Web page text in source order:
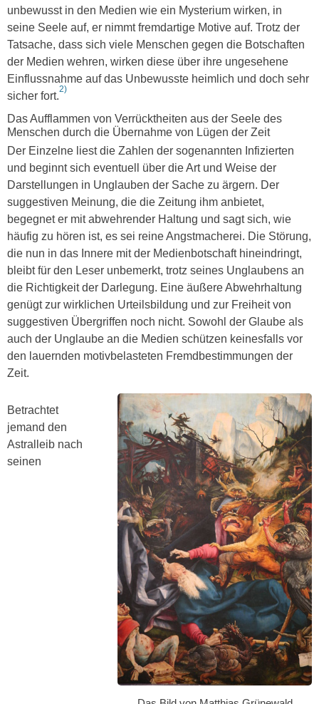
unbewusst in den Medien wie ein Mysterium wirken, in
seine Seele auf, er nimmt fremdartige Motive auf. Trotz der
Tatsache, dass sich viele Menschen gegen die Botschaften
der Medien wehren, wirken diese über ihre ungesehene
Einflussnahme auf das Unbewusste heimlich und doch sehr
sicher fort.
2)
Das Aufflammen von Verrücktheiten aus der Seele des
Menschen durch die Übernahme von Lügen der Zeit
Der Einzelne liest die Zahlen der sogenannten Infizierten
und beginnt sich eventuell über die Art und Weise der
Darstellungen in Unglauben der Sache zu ärgern. Der
suggestiven Meinung, die die Zeitung ihm anbietet,
begegnet er mit abwehrender Haltung und sagt sich, wie
häufig zu hören ist, es sei reine Angstmacherei. Die Störung,
die nun in das Innere mit der Medienbotschaft hineindringt,
bleibt für den Leser unbemerkt, trotz seines Unglaubens an
die Richtigkeit der Darlegung. Eine äußere Abwehrhaltung
genügt zur wirklichen Urteilsbildung und zur Freiheit von
suggestiven Übergriffen noch nicht. Sowohl der Glaube als
auch der Unglaube an die Medien schützen keinesfalls vor
den lauernden motivbelasteten Fremdbestimmungen der
Zeit.
Betrachtet
jemand den
Astralleib nach
seinen